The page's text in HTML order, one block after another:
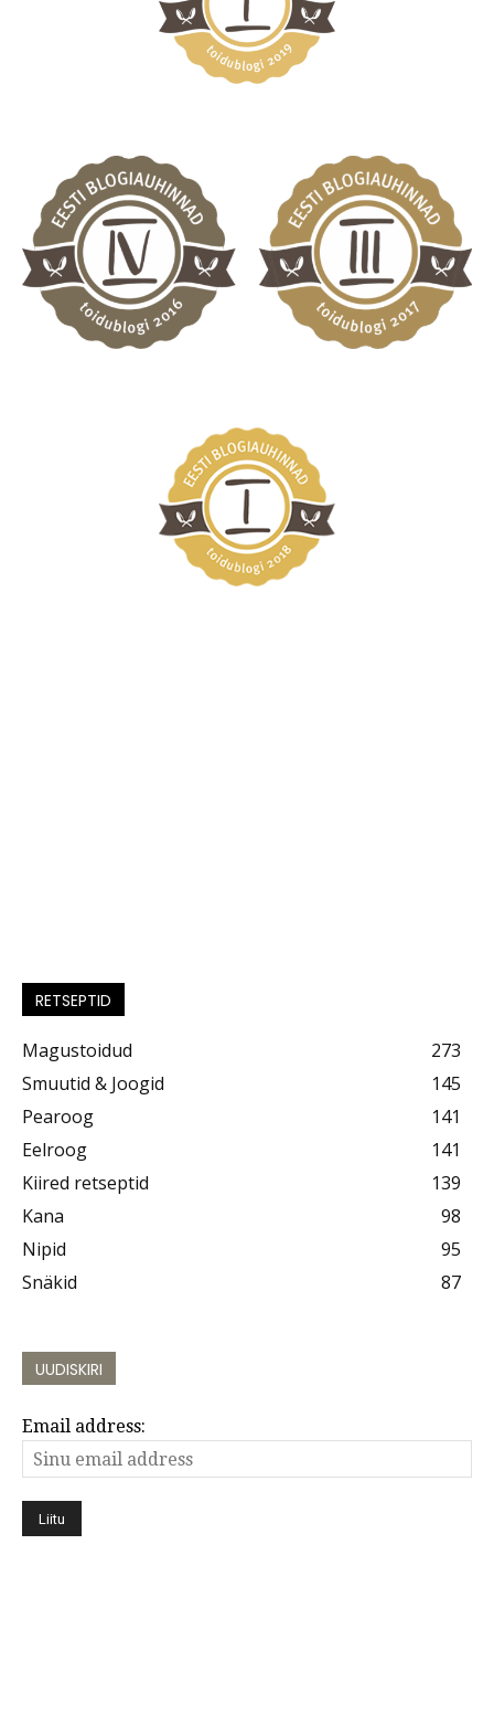
RETSEPTID
Magustoidud
273
Smuutid & Joogid
145
Pearoog
141
Eelroog
141
Kiired retseptid
139
Kana
98
Nipid
95
Snäkid
87
UUDISKIRI
Email address: